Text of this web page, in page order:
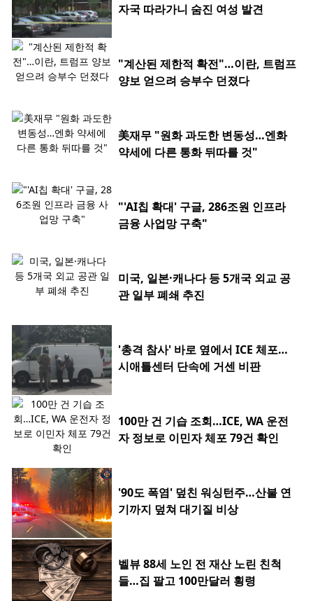
자국 따라가니 숨진 여성 발견
"계산된 제한적 확전"…이란, 트럼프
양보 얻으려 승부수 던졌다
美재무 "원화 과도한 변동성…엔화
약세에 다른 통화 뒤따를 것"
"'AI칩 확대' 구글, 286조원 인프라
금융 사업망 구축"
미국, 일본·캐나다 등 5개국 외교 공
관 일부 폐쇄 추진
'총격 참사' 바로 옆에서 ICE 체포…
시애틀센터 단속에 거센 비판
100만 건 기습 조회…ICE, WA 운전
자 정보로 이민자 체포 79건 확인
'90도 폭염' 덮친 워싱턴주…산불 연
기까지 덮쳐 대기질 비상
벨뷰 88세 노인 전 재산 노린 친척
들…집 팔고 100만달러 횡령